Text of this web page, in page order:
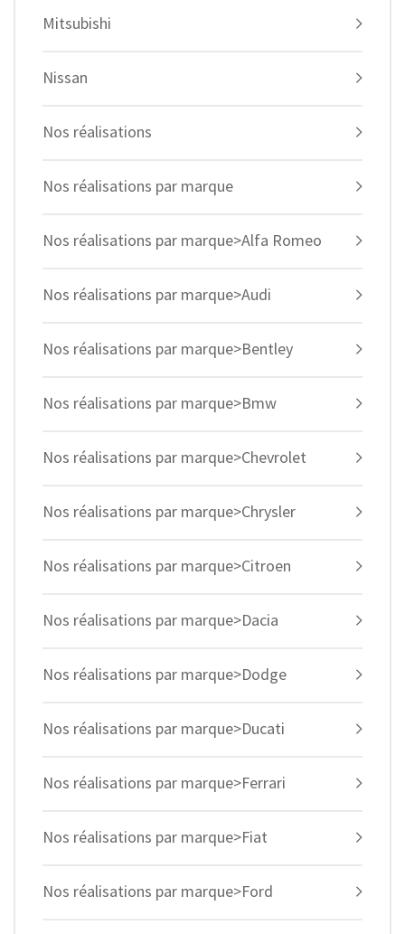
Mitsubishi
Nissan
Nos réalisations
Nos réalisations par marque
Nos réalisations par marque>Alfa Romeo
Nos réalisations par marque>Audi
Nos réalisations par marque>Bentley
Nos réalisations par marque>Bmw
Nos réalisations par marque>Chevrolet
Nos réalisations par marque>Chrysler
Nos réalisations par marque>Citroen
Nos réalisations par marque>Dacia
Nos réalisations par marque>Dodge
Nos réalisations par marque>Ducati
Nos réalisations par marque>Ferrari
Nos réalisations par marque>Fiat
Nos réalisations par marque>Ford